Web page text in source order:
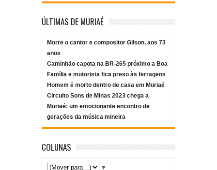
ÚLTIMAS DE MURIAÉ
Morre o cantor e compositor Gilson, aos 73
anos
Caminhão capota na BR-265 próximo a Boa
Família e motorista fica preso às ferragens
Homem é morto dentro de casa em Muriaé
Circuito Sons de Minas 2023 chega a
Muriaé: um emocionante encontro de
gerações da música mineira
COLUNAS
▼